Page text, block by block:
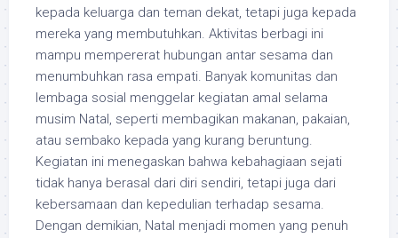
kepada keluarga dan teman dekat, tetapi juga kepada
mereka yang membutuhkan. Aktivitas berbagi ini
mampu mempererat hubungan antar sesama dan
menumbuhkan rasa empati. Banyak komunitas dan
lembaga sosial menggelar kegiatan amal selama
musim Natal, seperti membagikan makanan, pakaian,
atau sembako kepada yang kurang beruntung.
Kegiatan ini menegaskan bahwa kebahagiaan sejati
tidak hanya berasal dari diri sendiri, tetapi juga dari
kebersamaan dan kepedulian terhadap sesama.
Dengan demikian, Natal menjadi momen yang penuh